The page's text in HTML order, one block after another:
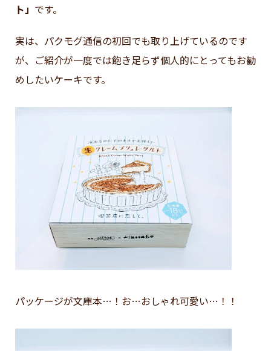
ト」 です。
実は、パクモグ通信の初回でも取り上げているのです
が、ご紹介が一度では飽き足らず個人的にとってもお勧
めしたいケーキです。
パッケージが文庫本…！お…おしゃれ可愛い…！！